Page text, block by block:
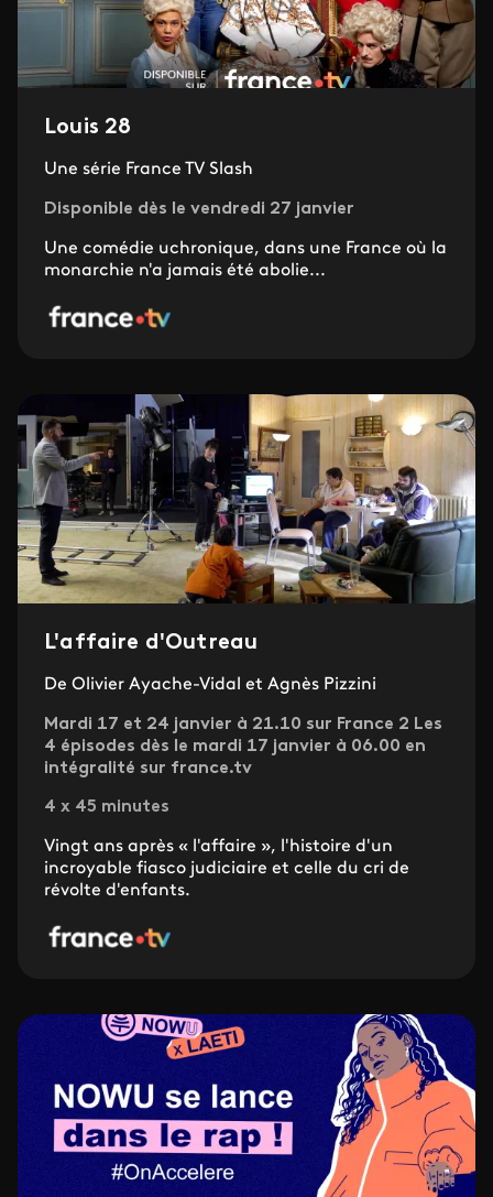
Louis 28
Une série France TV Slash
Disponible dès le vendredi 27 janvier
Une comédie uchronique, dans une France où la
monarchie n'a jamais été abolie...
L'affaire d'Outreau
De Olivier Ayache-Vidal et Agnès Pizzini
Mardi 17 et 24 janvier à 21.10 sur France 2 Les
4 épisodes dès le mardi 17 janvier à 06.00 en
intégralité sur france.tv
4 x 45 minutes
Vingt ans après « l'affaire », l'histoire d'un
incroyable fiasco judiciaire et celle du cri de
révolte d'enfants.